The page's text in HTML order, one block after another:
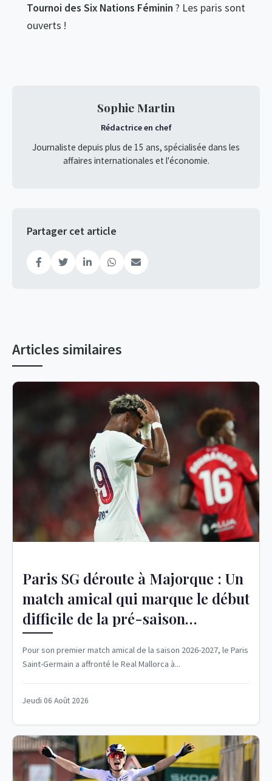
Tournoi des Six Nations Féminin ? Les paris sont
ouverts !
Sophie Martin
Rédactrice en chef
Journaliste depuis plus de 15 ans, spécialisée dans les
affaires internationales et l'économie.
Partager cet article
Articles similaires
Paris SG déroute à Majorque : Un
match amical qui marque le début
difficile de la pré-saison
2026/2027
Pour son premier match amical de la saison 2026-2027, le Paris
Saint-Germain a affronté le Real Mallorca à...
Jeudi 06 Août 2026